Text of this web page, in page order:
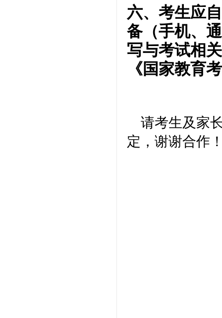
六、考生应
备（手机、
写与考试相
《国家教育
请考生及家
定，谢谢合作